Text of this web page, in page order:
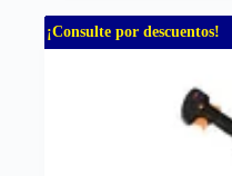
¡Consulte por descuentos!